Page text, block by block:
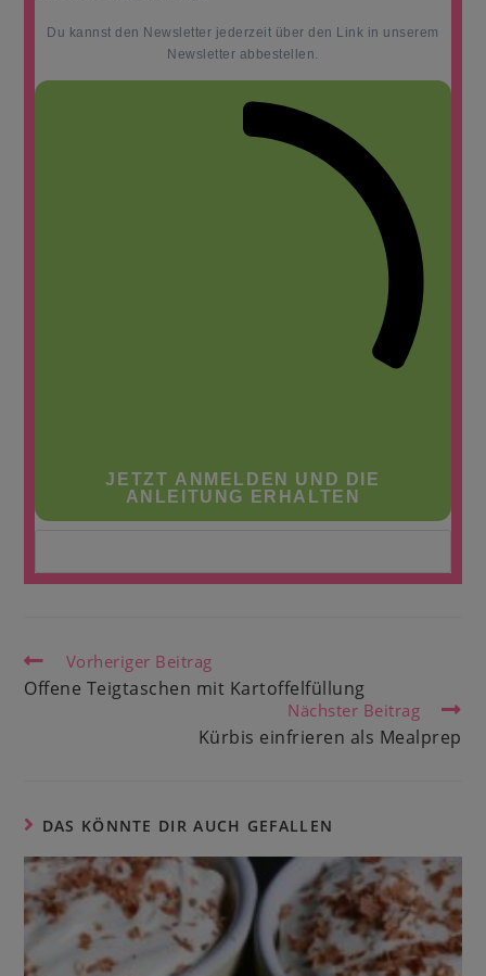
Du kannst den Newsletter jederzeit über den Link in unserem
Newsletter abbestellen.
JETZT ANMELDEN UND DIE
ANLEITUNG ERHALTEN
Vorheriger Beitrag
Offene Teigtaschen mit Kartoffelfüllung
Nächster Beitrag
Kürbis einfrieren als Mealprep
DAS KÖNNTE DIR AUCH GEFALLEN